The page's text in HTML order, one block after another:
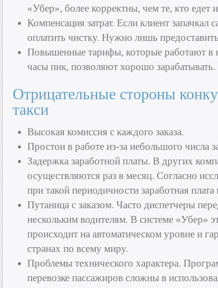
«Убер», более корректны, чем те, кто едет
Компенсация затрат. Если клиент запачкал
оплатить чистку. Нужно лишь
Повышенные тарифы, которые работают в
часы пик, позволяют хорошо зарабатывать.
Отрицательные стороны
такси
Высокая комиссия с каждого заказа.
Простои в работе из-за небольшого числа
Задержка заработной платы. В других
осуществляются раз в месяц. Согласно
при такой периодичности заработная
Путаница с заказом. Часто диспетчеры
нескольким водителям. В системе «Убер»
происходит на автоматическом уровне и
странах по всему миру.
Проблемы технического характера.
перевозке пассажиров сложны в